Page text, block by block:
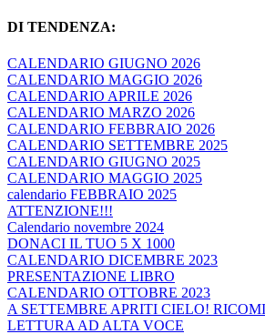
DI TENDENZA:
CALENDARIO GIUGNO 2026
CALENDARIO MAGGIO 2026
CALENDARIO APRILE 2026
CALENDARIO MARZO 2026
CALENDARIO FEBBRAIO 2026
CALENDARIO SETTEMBRE 2025
CALENDARIO GIUGNO 2025
CALENDARIO MAGGIO 2025
calendario FEBBRAIO 2025
ATTENZIONE!!!
Calendario novembre 2024
DONACI IL TUO 5 X 1000
CALENDARIO DICEMBRE 2023
PRESENTAZIONE LIBRO
CALENDARIO OTTOBRE 2023
A SETTEMBRE APRITI CIELO!
LETTURA AD ALTA VOCE